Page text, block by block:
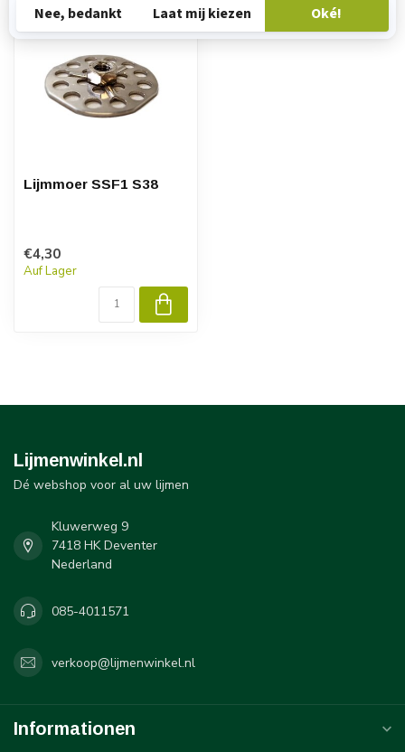
Lijmmoer SSF1 S38
€4,30
Auf Lager
Lijmenwinkel.nl
Dé webshop voor al uw lijmen
Kluwerweg 9
7418 HK Deventer
Nederland
085-4011571
verkoop@lijmenwinkel.nl
Informationen